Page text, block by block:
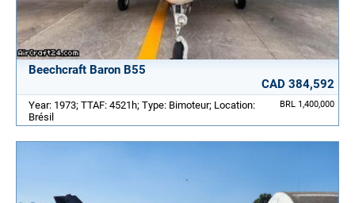
Beechcraft Baron B55
CAD 384,592
BRL 1,400,000
Year: 1973; TTAF: 4521h; Type: Bimoteur; Location:
Brésil